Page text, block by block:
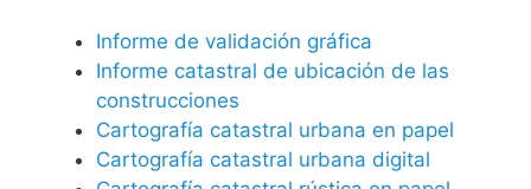
Informe de validación gráfica
Informe catastral de ubicación de las
construcciones
Cartografía catastral urbana en papel
Cartografía catastral urbana digital